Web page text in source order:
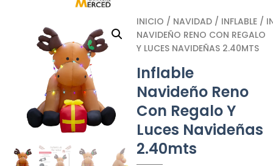
INICIO / NAVIDAD / INFLABLE /
NAVIDEÑO RENO CON REGALO
Y LUCES NAVIDEÑAS 2.40MTS
Inflable
Navideño Reno
Con Regalo Y
Luces Navideñas
2.40mts